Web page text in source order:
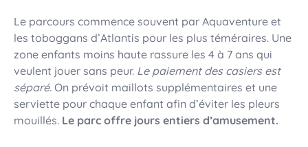
Le parcours commence souvent par Aquaventure et
les toboggans d’Atlantis pour les plus téméraires. Une
zone enfants moins haute rassure les 4 à 7 ans qui
veulent jouer sans peur. Le paiement des casiers est
séparé. On prévoit maillots supplémentaires et une
serviette pour chaque enfant afin d’éviter les pleurs
mouillés. Le parc offre jours entiers d’amusement.